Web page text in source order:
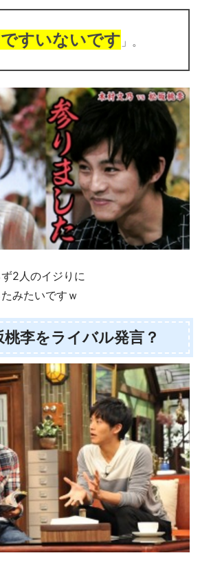
すいないです 」。
2人のイジりに
みたいですｗ
李をライバル発言？